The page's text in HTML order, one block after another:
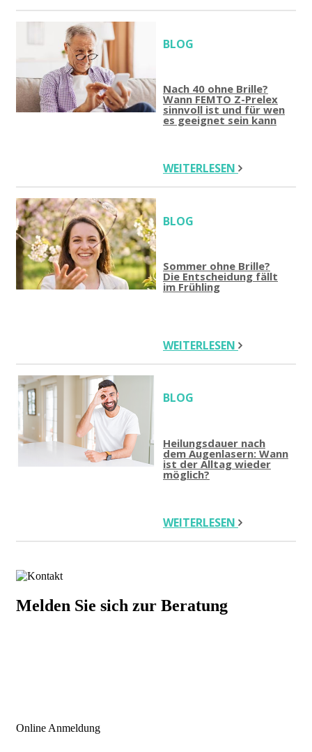
BLOG
Nach 40 ohne Brille?
Wann FEMTO Z-Prelex
sinnvoll ist und für wen
es geeignet sein kann
WEITERLESEN
BLOG
Sommer ohne Brille?
Die Entscheidung fällt
im Frühling
WEITERLESEN
BLOG
Heilungsdauer nach
dem Augenlasern: Wann
ist der Alltag wieder
möglich?
WEITERLESEN
Melden Sie sich zur Beratung
Online Anmeldung